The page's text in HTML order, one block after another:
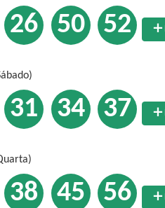
26 50 52
31 34 37
38 45 56